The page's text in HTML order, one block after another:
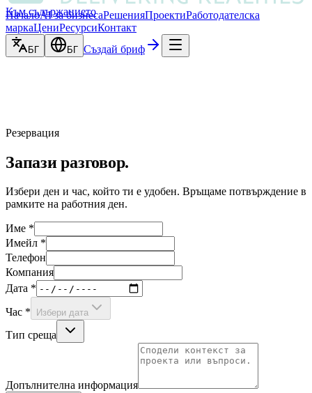
Към съдържанието
НачалоAI за бизнесаРешенияПроектиРаботодателска
маркаЦениРесурсиКонтакт
БГ БГ Създай бриф
Резервация
Запази разговор.
Избери ден и час, който ти е удобен. Връщаме потвърждение в
рамките на работния ден.
Име *
Имейл *
Телефон
Компания
Дата *
Час * Избери дата
Тип среща
Допълнителна информация